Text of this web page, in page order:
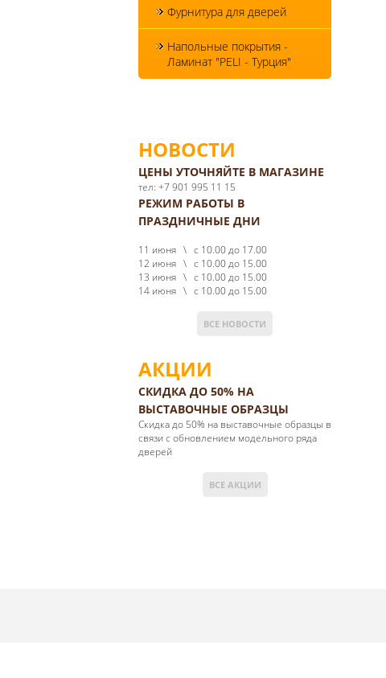
Фурнитура для дверей
Напольные покрытия -
Ламинат "PELI - Турция"
НОВОСТИ
ЦЕНЫ УТОЧНЯЙТЕ В МАГАЗИНЕ
тел: +7 901 995 11 15
РЕЖИМ РАБОТЫ В
ПРАЗДНИЧНЫЕ ДНИ
11 июня \ с 10.00 до 17.00
12 июня \ с 10.00 до 15.00
13 июня \ с 10.00 до 15.00
14 июня \ с 10.00 до 15.00
ВСЕ НОВОСТИ
АКЦИИ
СКИДКА ДО 50% НА
ВЫСТАВОЧНЫЕ ОБРАЗЦЫ
Cкидка до 50% на выставочные образцы в
связи с обновлением модельного ряда
дверей
ВСЕ АКЦИИ